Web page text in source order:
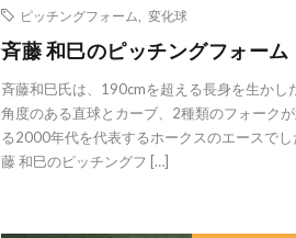
ピッチングフォーム ,変化球
斉藤 和巳のピッチングフォーム
斉藤和巳氏は、190cmを超える長身を生かし
角度のある直球とカーブ、2種類のフォーク
る2000年代を代表するホークスのエースで
藤 和巳のピッチングフ […]